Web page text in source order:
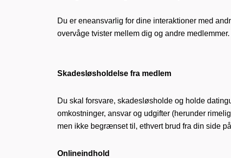
Du er eneansvarlig for dine interaktioner med
overvåge tvister mellem dig og andre
Skadesløsholdelse fra medlem
Du skal forsvare, skadesløsholde og holde
omkostninger, ansvar og udgifter (herunder
men ikke begrænset til, ethvert brud fra din side
Onlineindhold